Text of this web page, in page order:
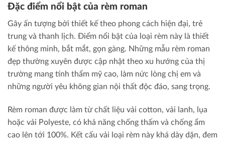
Đặc điểm nổi bật của rèm roman
Gây ấn tượng bởi thiết kế theo phong cách hiện đại, trẻ
trung và thanh lịch. Điểm nổi bật của loại rèm này là thiết
kế thông minh, bắt mắt, gọn gàng. Những mẫu rèm roman
đẹp thường xuyên được cập nhật theo xu hướng của thị
trường mang tính thẩm mỹ cao, làm nức lòng chị em và
những người yêu không gian nội thất độc đáo, sang trọng.
Rèm roman được làm từ chất liệu vải cotton, vải lanh, lụa
hoặc vải Polyeste, có khả năng chống thấm và chống ẩm
cao lên tới 100%. Kết cấu vải loại rèm này khá dày dặn, đem